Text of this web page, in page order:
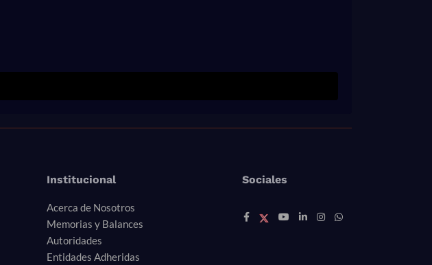
Institucional
Acerca de Nosotros
Memorias y Balances
Autoridades
Entidades Adheridas
Sociales